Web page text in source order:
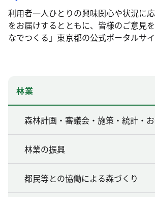
利用者一人ひとりの興味関心や状況に
をお届けするとともに、皆様のご意見
なでつくる」東京都の公式ポータルサイ
林業
森林計画・審議会・施策・統計・
林業の振興
都民等との協働による森づくり